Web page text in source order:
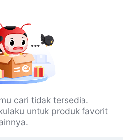
cari tidak tersedia.
untuk produk favorit